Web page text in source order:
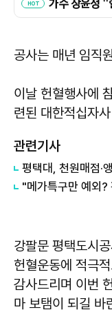
공사는 매년 임직
이날 헌혈행사에
련된 대한적십자
관련기사
강팔문 평택도시
헌혈운동에 적극
감사드리며 이번
마 보탬이 되길 바